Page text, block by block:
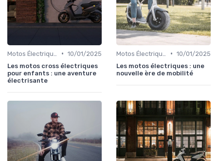
• 10/01/2025
Les motos cross électriques
pour enfants : une aventure
électrisante
• 10/01/2025
Les motos électriques : une
nouvelle ère de mobilité